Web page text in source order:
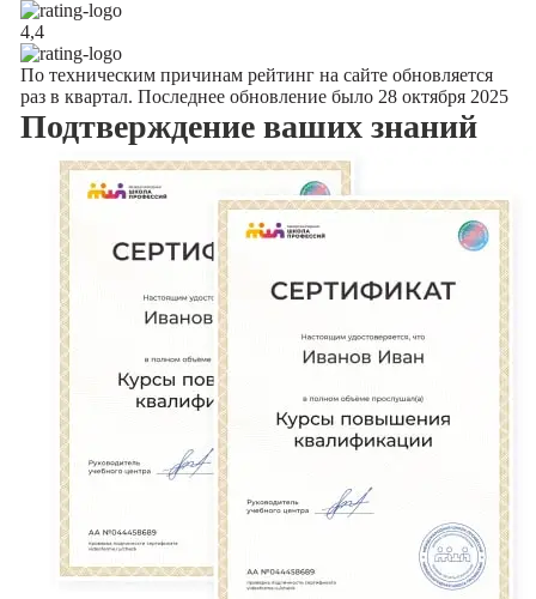
4,4
По техническим причинам рейтинг на сайте обновляется
раз в квартал. Последнее обновление было 28 октября 2025
Подтверждение ваших знаний